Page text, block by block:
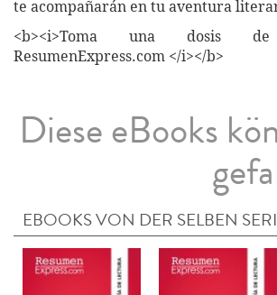
te acompañarán en tu aventura
<b><i>Toma una dosis
ResumenExpress.com </i></b>
Diese eBooks
EBOOKS VON DER SELBEN